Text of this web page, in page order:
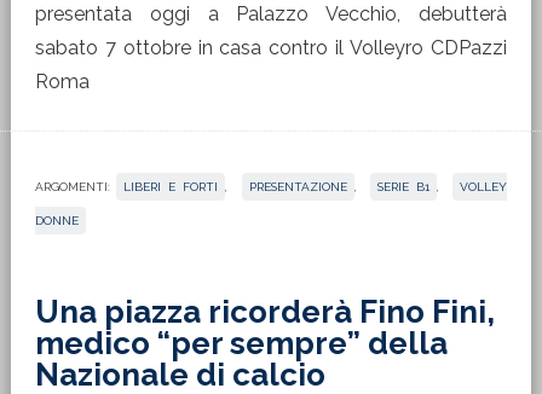
presentata oggi a Palazzo Vecchio, debutterà
sabato 7 ottobre in casa contro il Volleyro CDPazzi
Roma
ARGOMENTI: LIBERI E FORTI PRESENTAZIONE SERIE B1 VOLLEY
DONNE
Una piazza ricorderà Fino Fini,
medico “per sempre” della
Nazionale di calcio